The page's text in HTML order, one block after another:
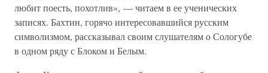
любит поесть, похотлив», — читаем в ее ученических
записях. Бахтин, горячо интересовавшийся русским
символизмом, рассказывал своим слушателям о Сологубе
в одном ряду с Блоком и Белым.